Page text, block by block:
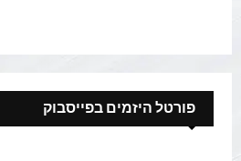
פורטל היזמים בפייסבוק